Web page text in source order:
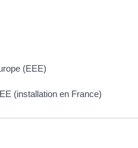
(EEE)
(installation en France)